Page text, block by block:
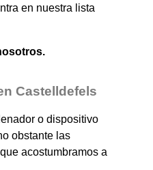
en nuestra lista
Castelldefels
o dispositivo
obstante las
acostumbramos a